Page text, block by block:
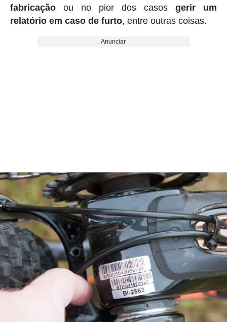
fabricaçãoou no pior dos casosgerir um
relatório em caso de furto, entre outras coisas.
Anunciar